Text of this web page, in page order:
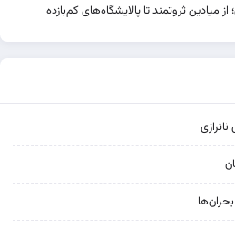
میادین ثروتمند تا پالایشگاه‌های کم‌بازده